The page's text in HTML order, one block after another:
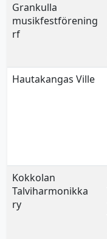
Grankulla
musikfestförening
rf
Hautakangas Ville
Kokkolan
Talviharmonikka
ry